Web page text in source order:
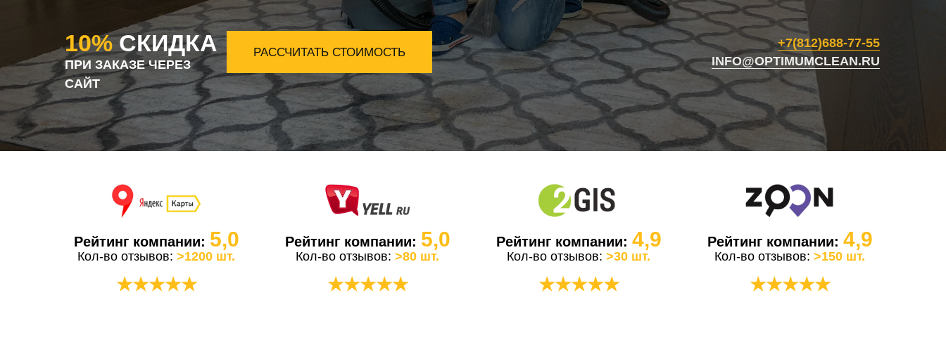
10%СКИДКА
ПРИ ЗАКАЗЕ ЧЕРЕЗ
САЙТ
РАССЧИТАТЬ СТОИМОСТЬ
+7(812)688-77-55
INFO@OPTIMUMCLEAN.RU
Рейтинг компании: 5,0
Кол-во отзывов: >1200 шт.
★★★★★
Рейтинг компании: 5,0
Кол-во отзывов: >80 шт.
★★★★★
Рейтинг компании: 4,9
Кол-во отзывов: >30 шт.
★★★★★
Рейтинг компании: 4,9
Кол-во отзывов: >150 шт.
★★★★★